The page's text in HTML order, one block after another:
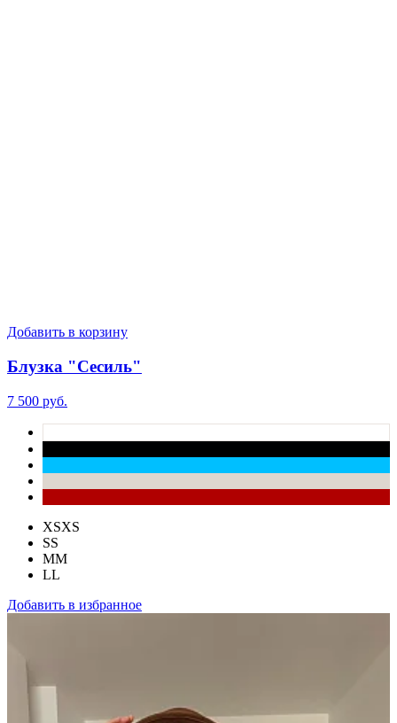
Добавить в корзину
Блузка "Сесиль"
7 500 руб.
XSXS
SS
MM
LL
Добавить в избранное